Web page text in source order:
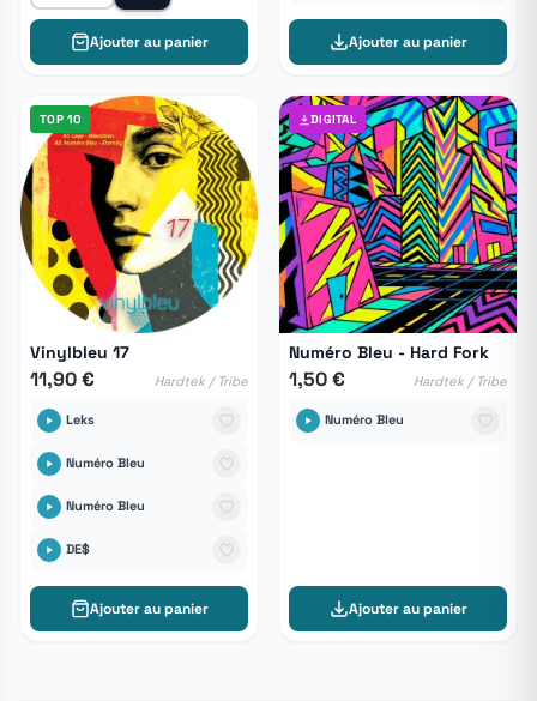
Ajouter au panier Ajouter au panier
TOP 10
Vinylbleu 17
11,90 € Hardtek / Tribe
Leks
Numéro Bleu
Numéro Bleu
DE$
Ajouter au panier
DIGITAL
Numéro Bleu - Hard Fork
1,50 € Hardtek / Tribe
Numéro Bleu
Ajouter au panier